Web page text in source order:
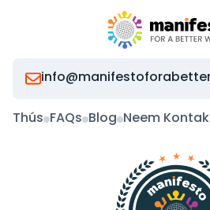
Thús FAQs Blog Neem